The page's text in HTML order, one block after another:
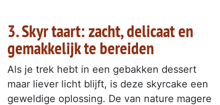
3. Skyr taart: zacht, delicaat en
gemakkelijk te bereiden
Als je trek hebt in een gebakken dessert
maar liever licht blijft, is deze skyrcake een
geweldige oplossing. De van nature magere